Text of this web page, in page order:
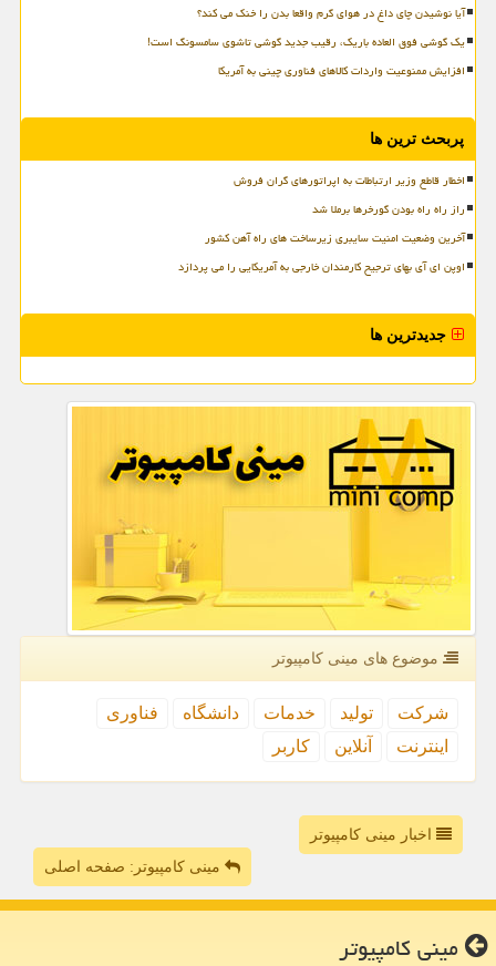
آیا نوشیدن چای داغ در هوای گرم واقعا بدن را خنک می کند؟
یک گوشی فوق العاده باریک، رقیب جدید گوشی تاشوی سامسونگ است!
افزایش ممنوعیت واردات کالاهای فناوری چینی به آمریکا
پربحث ترین ها
اخطار قاطع وزیر ارتباطات به اپراتورهای گران فروش
راز راه راه بودن گورخرها برملا شد
آخرین وضعیت امنیت سایبری زیرساخت های راه آهن کشور
اوپن ای آی بهای ترجیح کارمندان خارجی به آمریکایی را می پردازد
جدیدترین ها
موضوع های مینی كامپیوتر
شركت تولید خدمات دانشگاه
فناوری
اینترنت
آنلاین كاربر
اخبار مینی کامپیوتر
مینی کامپیوتر: صفحه اصلی
مینی كامپیوتر